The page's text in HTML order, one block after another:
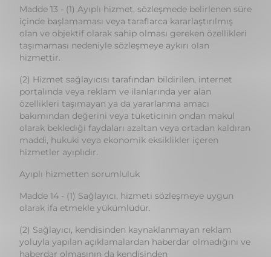
hizmettir.
(2) Hizmet sağlayıcısı tarafından bildirilen, internet
portalında veya reklam ve ilanlarında yer alan
özellikleri taşımayan ya da yararlanma amacı
bakımından değerini veya tüketicinin ondan makul
olarak beklediği faydaları azaltan veya ortadan kaldıran
maddi, hukuki veya ekonomik eksiklikler içeren
hizmetler ayıplıdır.
Ayıplı hizmetten sorumluluk
Madde 14 - (1) Sağlayıcı, hizmeti sözleşmeye uygun
olarak ifa etmekle yükümlüdür.
(2) Sağlayıcı, kendisinden kaynaklanmayan reklam
yoluyla yapılan açıklamalardan haberdar olmadığını ve
haberdar olmasının da kendisinden
beklenemeyeceğini veya yapılan açıklamanın
içeriğinin hizmet sözleşmesinin kurulduğu tarihte
düzeltilmiş olduğunu veya hizmet sözleşmesinin
kurulması kararının bu açıklama ile nedensellik bağı